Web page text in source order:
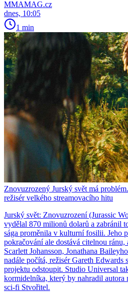
MMAMAG.cz
dnes, 10:05
1 min
Znovuzrozený Jurský svět má
režisér velkého streamovacího hitu
Jurský svět: Znovuzrození (Jurassic
vydělal 870 milionů dolarů a zabránil
sága proměnila v kulturní fosilii. Jeho
pokračování ale dostává citelnou ránu,
Scarlett Johansson, Jonathana
nadále počítá, režisér Gareth Edwards
projektu odstoupit. Studio Universal
kormidelníka, který by nahradil autora
sci-fi Stvořitel.